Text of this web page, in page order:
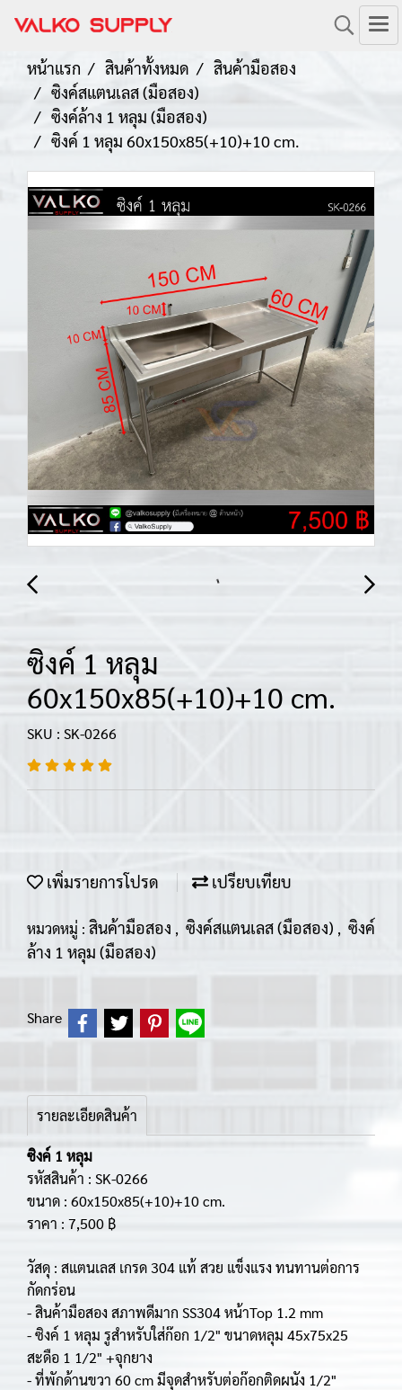
หน้าแรก สินค้าทั้งหมด
สินค้ามือสอง
ซิงค์สแตนเลส (มือสอง)
ซิงค์ล้าง 1 หลุม (มือสอง)
ซิงค์ 1 หลุม 60x150x85(+10)+10 cm.
ซิงค์ 1 หลุม
60x150x85(+10)+10 cm.
SKU : SK-0266
เพิ่มรายการโปรด เปรียบเทียบ
หมวดหมู่ : สินค้ามือสอง , ซิงค์สแตนเลส (มือสอง) , ซิงค์
ล้าง 1 หลุม (มือสอง)
Share
รายละเอียดสินค้า
ซิงค์ 1 หลุม
รหัสสินค้า : SK-0266
ขนาด : 60x150x85(+10)+10 cm.
ราคา : 7,500 ฿
วัสดุ : สแตนเลส เกรด 304 แท้ สวย แข็งแรง ทนทานต่อการ
กัดกร่อน
- สินค้ามือสอง สภาพดีมาก SS304 หน้าTop 1.2 mm
- ซิงค์ 1 หลุม รูสำหรับใส่ก๊อก 1/2" ขนาดหลุม 45x75x25
สะดือ 1 1/2" +จุกยาง
- ที่พักด้านขวา 60 cm มีจุดสำหรับต่อก๊อกติดผนัง 1/2"